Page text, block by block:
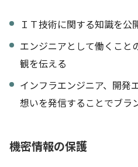
ＩＴ技術に関する知識を公
エンジニアとして働くこと
観を伝える
インフラエンジニア、開発
想いを発信することでブラ
機密情報の保護